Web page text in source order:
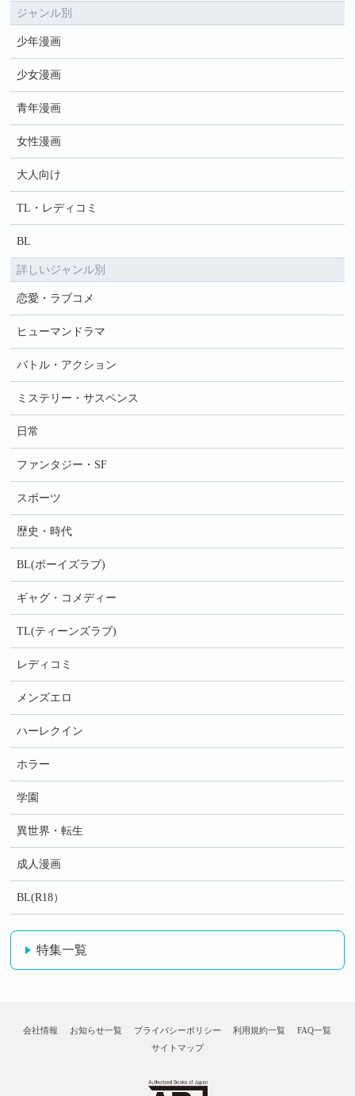
ジャンル別
少年漫画
少女漫画
青年漫画
女性漫画
大人向け
TL・レディコミ
BL
詳しいジャンル別
恋愛・ラブコメ
ヒューマンドラマ
バトル・アクション
ミステリー・サスペンス
日常
ファンタジー・SF
スポーツ
歴史・時代
BL(ボーイズラブ)
ギャグ・コメディー
TL(ティーンズラブ)
レディコミ
メンズエロ
ハーレクイン
ホラー
学園
異世界・転生
成人漫画
BL(R18）
特集一覧
会社情報 お知らせ一覧 プライバシーポリシー 利用規約一覧
FAQ一覧
サイトマップ